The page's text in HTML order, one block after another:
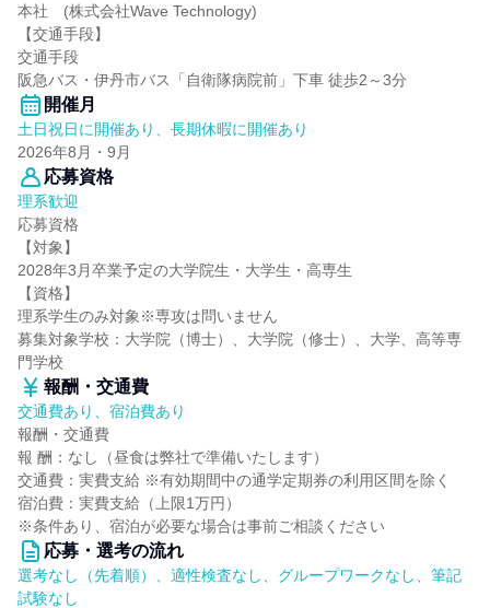
本社 (株式会社Wave Technology)
【交通手段】
交通手段
阪急バス・伊丹市バス「自衛隊病院前」下車 徒歩2～3分
開催月
土日祝日に開催あり、長期休暇に開催あり
2026年8月・9月
応募資格
理系歓迎
応募資格
【対象】
2028年3月卒業予定の大学院生・大学生・高専生
【資格】
理系学生のみ対象※専攻は問いません
募集対象学校：大学院（博士）、大学院（修士）、大学、高等専
門学校
報酬・交通費
交通費あり、宿泊費あり
報酬・交通費
報 酬：なし（昼食は弊社で準備いたします）
交通費：実費支給 ※有効期間中の通学定期券の利用区間を除く
宿泊費：実費支給（上限1万円）
※条件あり、宿泊が必要な場合は事前ご相談ください
応募・選考の流れ
選考なし（先着順）、適性検査なし、グループワークなし、筆記
試験なし